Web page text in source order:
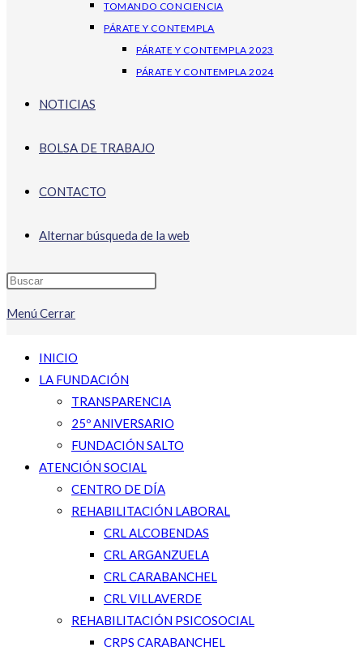
TOMANDO CONCIENCIA
PÁRATE Y CONTEMPLA
PÁRATE Y CONTEMPLA 2023
PÁRATE Y CONTEMPLA 2024
NOTICIAS
BOLSA DE TRABAJO
CONTACTO
Alternar búsqueda de la web
Menú Cerrar
INICIO
LA FUNDACIÓN
TRANSPARENCIA
25º ANIVERSARIO
FUNDACIÓN SALTO
ATENCIÓN SOCIAL
CENTRO DE DÍA
REHABILITACIÓN LABORAL
CRL ALCOBENDAS
CRL ARGANZUELA
CRL CARABANCHEL
CRL VILLAVERDE
REHABILITACIÓN PSICOSOCIAL
CRPS CARABANCHEL